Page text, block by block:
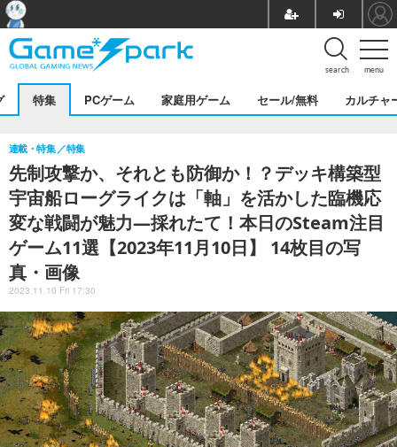
menu
search
特集 PCゲーム 家庭用ゲーム セール/無料 カルチャ
先制攻撃か、それとも防御か！？デッキ構築型
宇宙船ローグライクは「軸」を活かした臨機応
変な戦闘が魅力―採れたて！本日のSteam注目
ゲーム11選【2023年11月10日】 14枚目の写
真・画像
連載・特集 特集
2023.11.10 Fri 17:30